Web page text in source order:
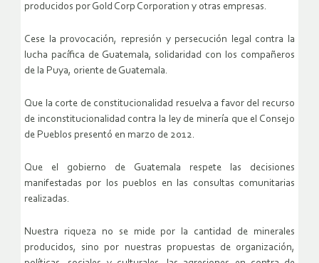
producidos por Gold Corp Corporation y otras empresas.
Cese la provocación, represión y persecución legal contra la
lucha pacífica de Guatemala, solidaridad con los compañeros
de la Puya, oriente de Guatemala.
Que la corte de constitucionalidad resuelva a favor del recurso
de inconstitucionalidad contra la ley de minería que el Consejo
de Pueblos presentó en marzo de 2012.
Que el gobierno de Guatemala respete las decisiones
manifestadas por los pueblos en las consultas comunitarias
realizadas.
Nuestra riqueza no se mide por la cantidad de minerales
producidos, sino por nuestras propuestas de organización,